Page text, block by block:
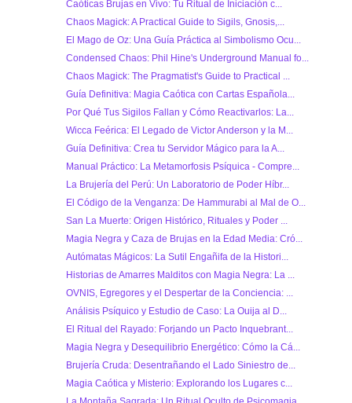
Caóticas Brujas en Vivo: Tu Ritual de Iniciación c...
Chaos Magick: A Practical Guide to Sigils, Gnosis,...
El Mago de Oz: Una Guía Práctica al Simbolismo Ocu...
Condensed Chaos: Phil Hine's Underground Manual fo...
Chaos Magick: The Pragmatist's Guide to Practical ...
Guía Definitiva: Magia Caótica con Cartas Española...
Por Qué Tus Sigilos Fallan y Cómo Reactivarlos: La...
Wicca Feérica: El Legado de Victor Anderson y la M...
Guía Definitiva: Crea tu Servidor Mágico para la A...
Manual Práctico: La Metamorfosis Psíquica - Compre...
La Brujería del Perú: Un Laboratorio de Poder Híbr...
El Código de la Venganza: De Hammurabi al Mal de O...
San La Muerte: Origen Histórico, Rituales y Poder ...
Magia Negra y Caza de Brujas en la Edad Media: Cró...
Autómatas Mágicos: La Sutil Engañifa de la Histori...
Historias de Amarres Malditos con Magia Negra: La ...
OVNIS, Egregores y el Despertar de la Conciencia: ...
Análisis Psíquico y Estudio de Caso: La Ouija al D...
El Ritual del Rayado: Forjando un Pacto Inquebrant...
Magia Negra y Desequilibrio Energético: Cómo la Cá...
Brujería Cruda: Desentrañando el Lado Siniestro de...
Magia Caótica y Misterio: Explorando los Lugares c...